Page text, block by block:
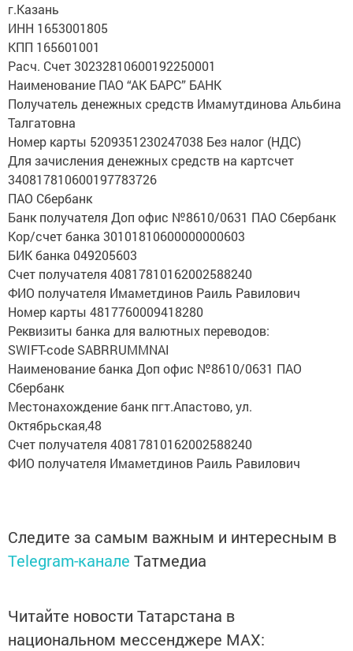
г.Казань
ИНН 1653001805
КПП 165601001
Расч. Счет 30232810600192250001
Наименование ПАО “АК БАРС” БАНК
Получатель денежных средств Имамутдинова Альбина
Талгатовна
Номер карты 5209351230247038 Без налог (НДС)
Для зачисления денежных средств на картсчет
340817810600197783726
ПАО Сбербанк
Банк получателя Доп офис №8610/0631 ПАО Сбербанк
Кор/счет банка 30101810600000000603
БИК банка 049205603
Счет получателя 40817810162002588240
ФИО получателя Имаметдинов Раиль Равилович
Номер карты 4817760009418280
Реквизиты банка для валютных переводов:
SWIFT-code SABRRUMMNAI
Наименование банка Доп офис №8610/0631 ПАО
Сбербанк
Местонахождение банк пгт.Апастово, ул.
Октябрьская,48
Счет получателя 40817810162002588240
ФИО получателя Имаметдинов Раиль Равилович
Следите за самым важным и интересным в
Telegram-канале Татмедиа
Читайте новости Татарстана в
национальном мессенджере MАХ: